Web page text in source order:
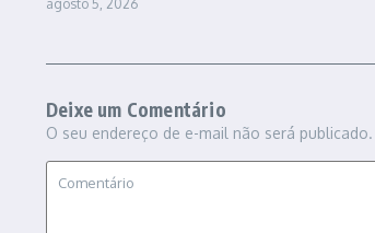
agosto 5, 2026
Deixe um Comentário
O seu endereço de e-mail não será publicado.